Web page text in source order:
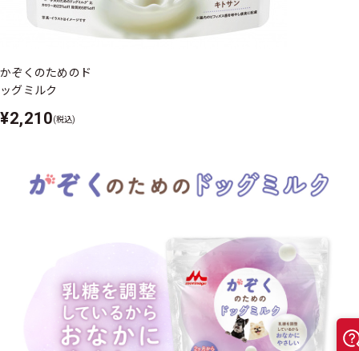
かぞくのためのド
ッグミルク
¥2,210(税込)